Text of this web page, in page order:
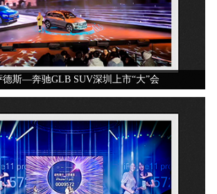
德斯—奔驰GLB SUV深圳上市“大”会